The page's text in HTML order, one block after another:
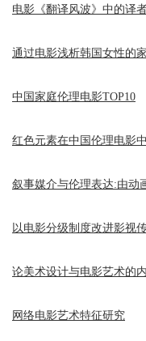
电影《翻译风波》中的译
通过电影浅析韩国女性的
中国家庭伦理电影TOP10
红色元素在中国伦理电影
叙事媒介与伦理表达:由
以电影分级制度改进影视
论美术设计与电影艺术的
网络电影艺术特征研究